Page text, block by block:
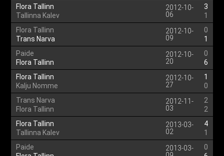
Flora Tallinn
Tallinna Kalev
2012-10-
06
3
1
Flora Tallinn
Trans Narva
2012-10-
09
0
1
Paide
Flora Tallinn
2012-10-
20
0
6
Flora Tallinn
Kalju Nomme
2012-10-
27
1
0
Trans Narva
Flora Tallinn
2012-11-
03
2
2
Flora Tallinn
Tallinna Kalev
2013-03-
02
4
1
Paide
2013-03-
0